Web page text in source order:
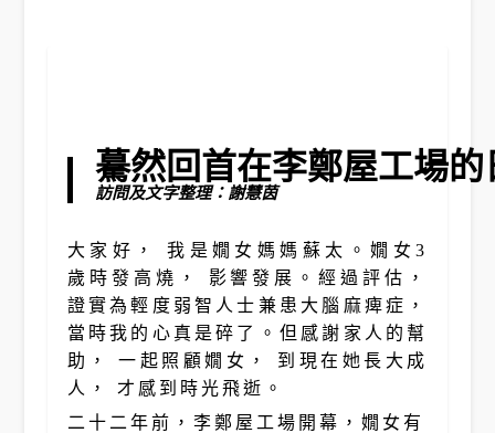
驀然回首在李鄭屋工場的
訪問及文字整理：謝慧茵
大家好， 我是嫺女媽媽蘇太。嫺女3
歲時發高燒， 影響發展。經過評估，
證實為輕度弱智人士兼患大腦麻痺症，
當時我的心真是碎了。但感謝家人的幫
助， 一起照顧嫺女， 到現在她長大成
人， 才感到時光飛逝。
二十二年前，李鄭屋工場開幕，嫺女有